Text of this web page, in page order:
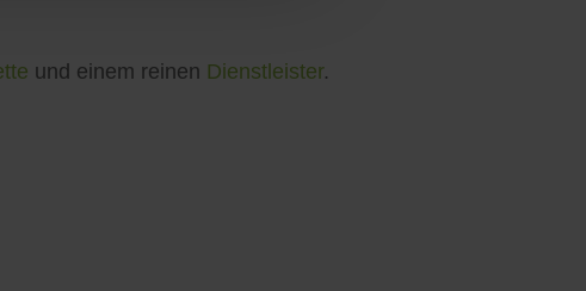
und einem reinen Dienstleister.